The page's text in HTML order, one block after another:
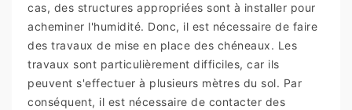
cas, des structures appropriées sont à installer pour
acheminer l'humidité. Donc, il est nécessaire de faire
des travaux de mise en place des chéneaux. Les
travaux sont particulièrement difficiles, car ils
peuvent s'effectuer à plusieurs mètres du sol. Par
conséquent, il est nécessaire de contacter des